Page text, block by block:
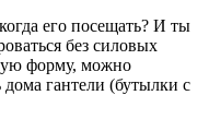
его посещать? И ты
без силовых
форму, можно
гантели (бутылки с